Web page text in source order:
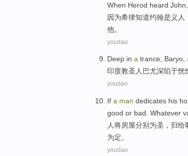
When Herod heard John,
因为希律知道约翰是 义 人
他。
youdao
Deep in a trance, Baryo,
印度教圣人巴尤深陷于恍
youdao
If a man dedicates his
good or bad Whatever
人将房屋分别 为圣 ，归给
为定。
youdao